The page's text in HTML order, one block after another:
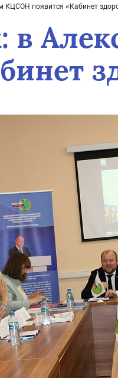
КЦСОН появится «Кабинет
в